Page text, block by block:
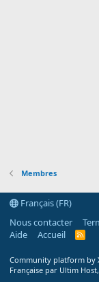
Membres
Français (FR)
Nous contacter
Aide
Accueil
R
Community platform by
Française par Ultim Host,